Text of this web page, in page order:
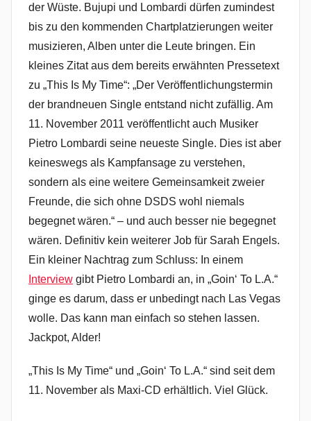
der Wüste. Bujupi und Lombardi dürfen zumindest
bis zu den kommenden Chartplatzierungen weiter
musizieren, Alben unter die Leute bringen. Ein
kleines Zitat aus dem bereits erwähnten Pressetext
zu „This Is My Time“: „Der Veröffentlichungstermin
der brandneuen Single entstand nicht zufällig. Am
11. November 2011 veröffentlicht auch Musiker
Pietro Lombardi seine neueste Single. Dies ist aber
keineswegs als Kampfansage zu verstehen,
sondern als eine weitere Gemeinsamkeit zweier
Freunde, die sich ohne DSDS wohl niemals
begegnet wären.“ – und auch besser nie begegnet
wären. Definitiv kein weiterer Job für Sarah Engels.
Ein kleiner Nachtrag zum Schluss: In einem
Interview gibt Pietro Lombardi an, in „Goin‘ To L.A.“
ginge es darum, dass er unbedingt nach Las Vegas
wolle. Das kann man einfach so stehen lassen.
Jackpot, Alder!
„This Is My Time“ und „Goin‘ To L.A.“ sind seit dem
11. November als Maxi-CD erhältlich. Viel Glück.